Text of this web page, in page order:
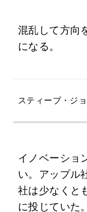
混乱して方向
になる。
スティーブ・ジ
イノベーショ
い。アップル
社は少なくと
に投じていた